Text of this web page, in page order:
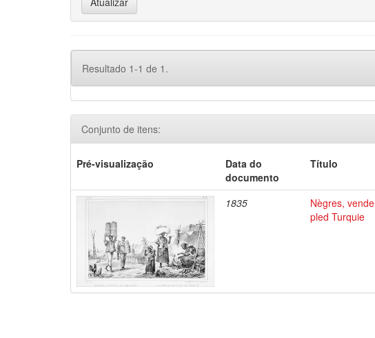
Resultado 1-1 de 1.
Conjunto de itens:
Pré-visualização
Data do
documento
Título
1835
Nègres,
pled Turquie